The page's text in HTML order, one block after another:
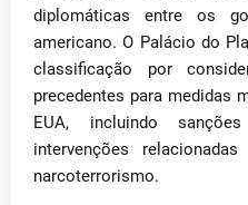
diplomáticas entre os
americano. O Palácio do
classificação por
precedentes para medidas
EUA, incluindo
intervenções
narcoterrorismo.